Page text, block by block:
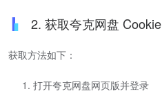
2. 获取夸克网盘 Cookie
获取方法如下：
打开夸克网盘网页版并登录